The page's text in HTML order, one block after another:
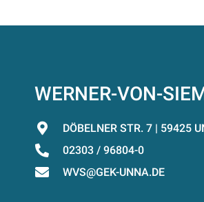
WERNER-VON-
DÖBELNER STR. 7 | 59425
02303 / 96804-0
WVS@GEK-UNNA.DE